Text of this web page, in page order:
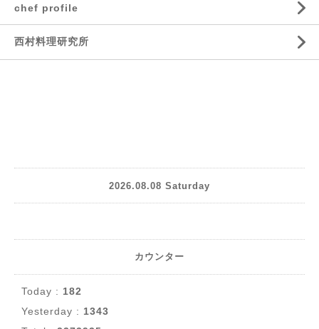
chef profile
西村料理研究所
2026.08.08 Saturday
カウンター
Today : 182
Yesterday : 1343